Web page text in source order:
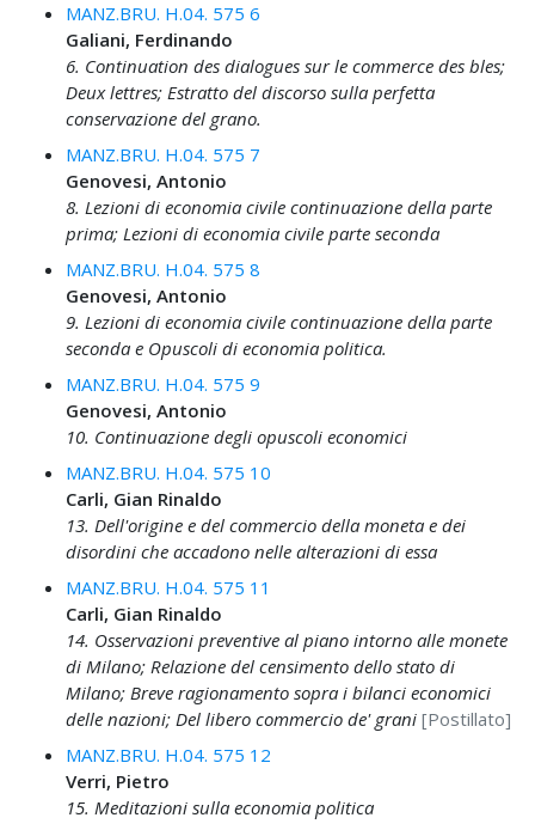
MANZ.BRU. H.04. 575 6
Galiani, Ferdinando
6. Continuation des dialogues sur le commerce des bles;
Deux lettres; Estratto del discorso sulla perfetta
conservazione del grano.
MANZ.BRU. H.04. 575 7
Genovesi, Antonio
8. Lezioni di economia civile continuazione della parte
prima; Lezioni di economia civile parte seconda
MANZ.BRU. H.04. 575 8
Genovesi, Antonio
9. Lezioni di economia civile continuazione della parte
seconda e Opuscoli di economia politica.
MANZ.BRU. H.04. 575 9
Genovesi, Antonio
10. Continuazione degli opuscoli economici
MANZ.BRU. H.04. 575 10
Carli, Gian Rinaldo
13. Dell'origine e del commercio della moneta e dei
disordini che accadono nelle alterazioni di essa
MANZ.BRU. H.04. 575 11
Carli, Gian Rinaldo
14. Osservazioni preventive al piano intorno alle monete
di Milano; Relazione del censimento dello stato di
Milano; Breve ragionamento sopra i bilanci economici
delle nazioni; Del libero commercio de' grani [Postillato]
MANZ.BRU. H.04. 575 12
Verri, Pietro
15. Meditazioni sulla economia politica